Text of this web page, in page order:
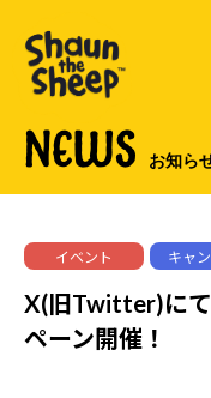
NEWS お知ら
イベント キャ
X(旧Twitter)に
ペーン開催！